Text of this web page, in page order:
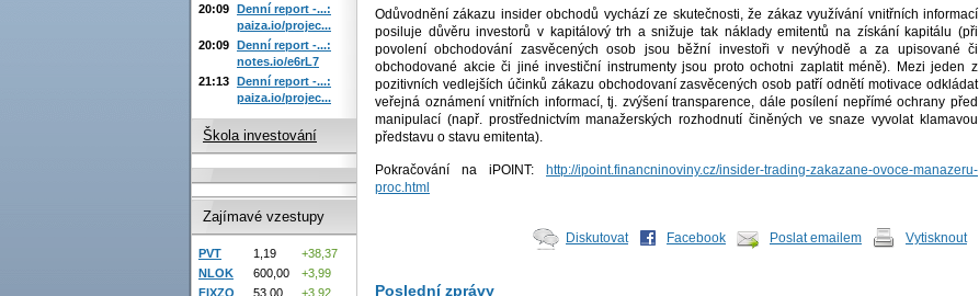
Odůvodnění zákazu insider obchodů vychází ze skutečnosti, že zákaz využívání vnitřních informací
posiluje důvěru investorů v kapitálový trh a snižuje tak náklady emitentů na získání kapitálu (při
povolení obchodování zasvěcených osob jsou běžní investoři v nevýhodě a za upisované či
obchodované akcie či jiné investiční instrumenty jsou proto ochotni zaplatit méně). Mezi jeden z
pozitivních vedlejších účinků zákazu obchodovaní zasvěcených osob patří odnětí motivace odkládat
veřejná oznámení vnitřních informací, tj. zvýšení transparence, dále posílení nepřímé ochrany před
manipulací (např. prostřednictvím manažerských rozhodnutí činěných ve snaze vyvolat klamavou
představu o stavu emitenta).
Pokračování na iPOINT:
http://ipoint.financninoviny.cz/insider-trading-zakazane-ovoce-manazeru-
proc.html
Diskutovat Facebook Poslat emailem Vytisknout
Poslední zprávy
20:09 Denní report -...:
paiza.io/projec...
20:09 Denní report -...:
notes.io/e6rL7
21:13 Denní report -...:
paiza.io/projec...
Škola investování
Zajímavé vzestupy
PVT 1,19
+38,37
NLOK
600,00
+3,99
FIXZO
53,00
+3,92